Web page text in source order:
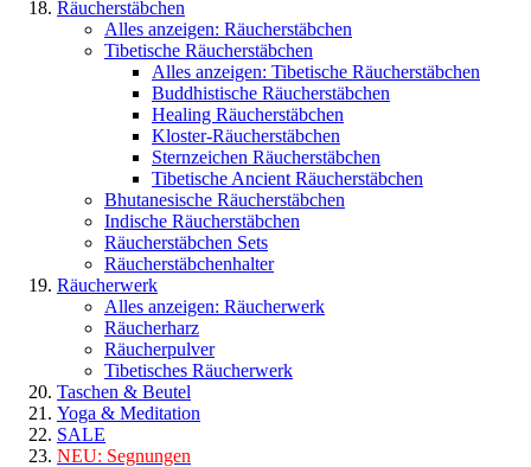
Räucherstäbchen
Alles anzeigen: Räucherstäbchen
Tibetische Räucherstäbchen
Alles anzeigen: Tibetische Räucherstäbchen
Buddhistische Räucherstäbchen
Healing Räucherstäbchen
Kloster-Räucherstäbchen
Sternzeichen Räucherstäbchen
Tibetische Ancient Räucherstäbchen
Bhutanesische Räucherstäbchen
Indische Räucherstäbchen
Räucherstäbchen Sets
Räucherstäbchenhalter
Räucherwerk
Alles anzeigen: Räucherwerk
Räucherharz
Räucherpulver
Tibetisches Räucherwerk
Taschen & Beutel
Yoga & Meditation
SALE
NEU: Segnungen